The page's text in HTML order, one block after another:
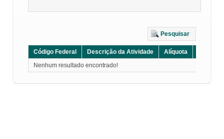
Pesquisar
Código Federal Descrição da Atividade Alíquota
Nenhum resultado encontrado!